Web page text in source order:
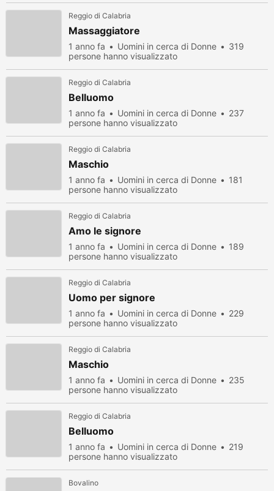
Reggio di Calabria
Massaggiatore
1 anno fa Uomini in cerca di Donne
319
persone hanno visualizzato
Reggio di Calabria
Belluomo
1 anno fa Uomini in cerca di Donne
237
persone hanno visualizzato
Reggio di Calabria
Maschio
1 anno fa Uomini in cerca di Donne
181
persone hanno visualizzato
Reggio di Calabria
Amo le signore
1 anno fa Uomini in cerca di Donne
189
persone hanno visualizzato
Reggio di Calabria
Uomo per signore
1 anno fa Uomini in cerca di Donne
229
persone hanno visualizzato
Reggio di Calabria
Maschio
1 anno fa Uomini in cerca di Donne
235
persone hanno visualizzato
Reggio di Calabria
Belluomo
1 anno fa Uomini in cerca di Donne
219
persone hanno visualizzato
Bovalino